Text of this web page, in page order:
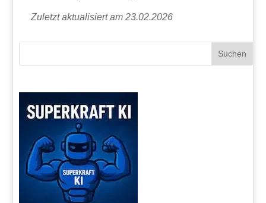
Zuletzt aktualisiert am 23.02.2026